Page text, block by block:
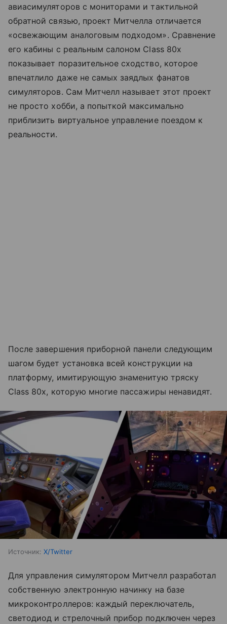
авиасимуляторов с мониторами и тактильной
обратной связью, проект Митчелла отличается
«освежающим аналоговым подходом». Сравнение
его кабины с реальным салоном Class 80x
показывает поразительное сходство, которое
впечатлило даже не самых заядлых фанатов
симуляторов. Сам Митчелл называет этот проект
не просто хобби, а попыткой максимально
приблизить виртуальное управление поездом к
реальности.
После завершения приборной панели следующим
шагом будет установка всей конструкции на
платформу, имитирующую знаменитую тряску
Class 80x, которую многие пассажиры ненавидят.
Источник: X/Twitter
Для управления симулятором Митчелл разработал
собственную электронную начинку на базе
микроконтроллеров: каждый переключатель,
светодиод и стрелочный прибор подключен через